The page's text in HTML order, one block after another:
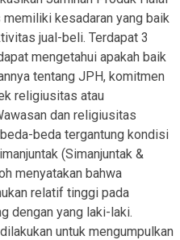
kesadaran yang baik
jual-beli. Terdapat 3
mengetahui apakah baik
tentang JPH, komitmen
religiusitas atau
dan religiusitas
beda tergantung kondisi
(Simanjuntak &
menyatakan bahwa
relatif tinggi pada
dengan yang laki-laki.
untuk mengumpulkan